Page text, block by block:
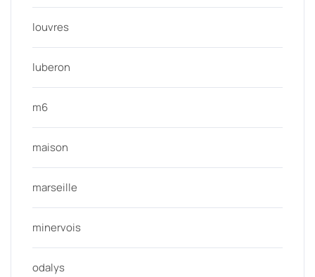
louvres
luberon
m6
maison
marseille
minervois
odalys